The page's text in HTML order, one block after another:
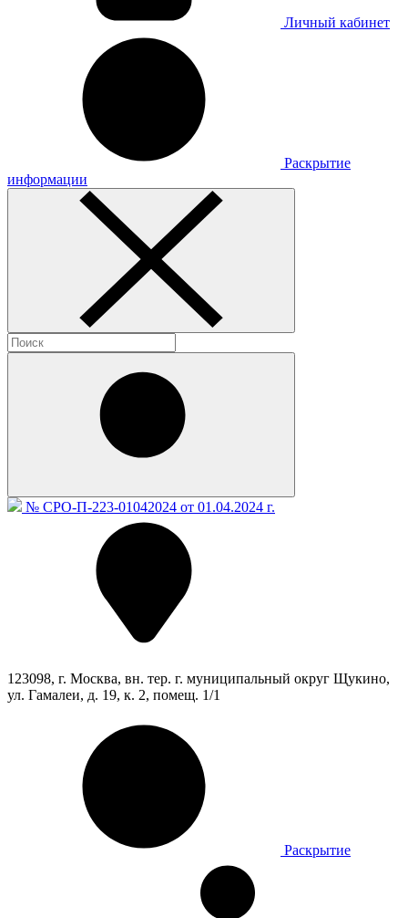
Личный кабинет
Раскрытие
информации
№ СРО-П-223-01042024 от 01.04.2024 г.
123098, г. Москва, вн. тер. г. муниципальный округ Щукино,
ул. Гамалеи, д. 19, к. 2, помещ. 1/1
Раскрытие